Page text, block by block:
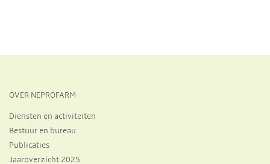
OVER NEPROFARM
Diensten en activiteiten
Bestuur en bureau
Publicaties
Jaaroverzicht 2025